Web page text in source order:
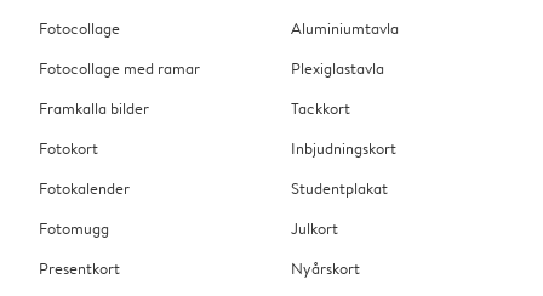
Fotocollage
Fotocollage med ramar
Framkalla bilder
Fotokort
Fotokalender
Fotomugg
Presentkort
Aluminiumtavla
Plexiglastavla
Tackkort
Inbjudningskort
Studentplakat
Julkort
Nyårskort